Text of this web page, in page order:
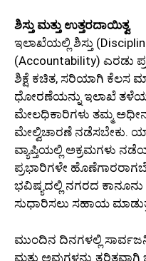
ಶಿಸ್ತು ಮತ್ತು ಉತ್ತರದಾಯಿತ್ವ
ಇಲಾಖೆಯಲ್ಲಿ ಶಿಸ್ತು
(Accountability) ಎರಡು
ಶಿಕ್ಷೆ ಕಚಿತ, ಸರಿಯಾಗಿ ಕೆಲಸ
ಧೋರಣೆಯನ್ನು ಇಲಾಖೆ
ಮೇಲಧಿಕಾರಿಗಳು ತಮ್ಮ
ಮೇಲ್ವಿಚಾರಣೆ ನಡೆಸಬೇಕು.
ವ್ಯಾಪ್ತಿಯಲ್ಲಿ ಅಕ್ರಮಗಳು
ಪ್ರಭಾರಿಗಳೇ
ಭವಿಷ್ಯದಲ್ಲಿ ನಗರದ ಕಾನೂನು
ಸುಧಾರಿಸಲು ಸಹಾಯ
ಮುಂದಿನ ದಿನಗಳಲ್ಲಿ
ಮತ್ತು ಅವುಗಳನ್ನು